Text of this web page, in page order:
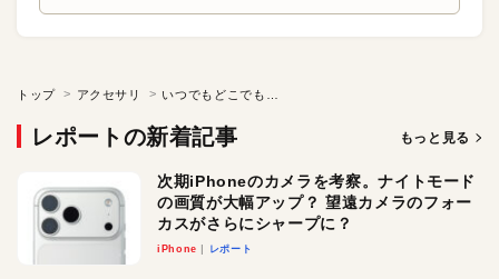
トップ アクセサリ
レポートの新着記事 もっと見る
次期iPhoneのカメラを考察。ナイトモード
の画質が大幅アップ？ 望遠カメラのフォー
カスがさらにシャープに？
iPhone レポート